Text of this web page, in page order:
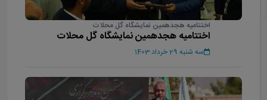
اختتامیه هجدهمین نمایشگاه گل محلات
اختتامیه هجدهمین نمایشگاه گل محلات
سه شنبه 29 خرداد 1403